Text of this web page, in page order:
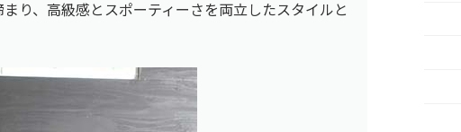
り、高級感とスポーティーさを両立したスタイルと